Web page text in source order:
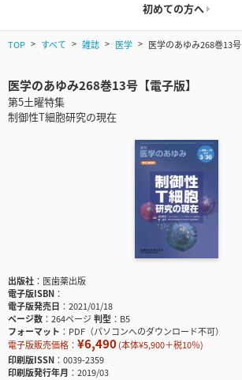
初めての方へ
TOP すべて 雑誌 医学 医学のあゆみ268巻13号
医学のあゆみ268巻13号【電子版】
第5土曜特集
制御性T細胞研究の現在
出版社
医歯薬出版
電子版ISBN
電子版発売日
2021/01/18
ページ数
264ページ判型
B5
フォーマット
PDF（パソコンへのダウンロード不可）
電子版販売価格： ¥6,490(本体¥5,900＋税10％)
印刷版ISSN
0039-2359
印刷版発行年月
2019/03